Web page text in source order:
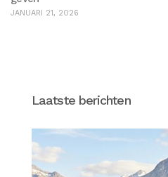
JANUARI 21, 2026
Laatste berichten